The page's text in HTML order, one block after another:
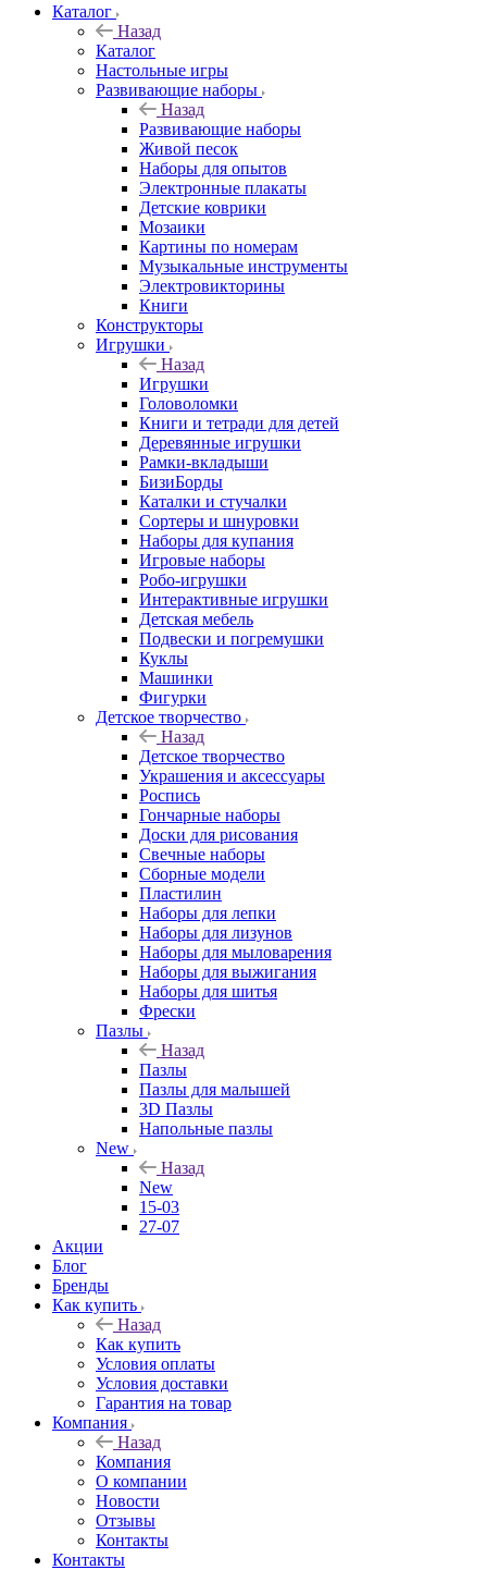
Каталог
Назад
Каталог
Настольные игры
Развивающие наборы
Назад
Развивающие наборы
Живой песок
Наборы для опытов
Электронные плакаты
Детские коврики
Мозаики
Картины по номерам
Музыкальные инструменты
Электровикторины
Книги
Конструкторы
Игрушки
Назад
Игрушки
Головоломки
Книги и тетради для детей
Деревянные игрушки
Рамки-вкладыши
БизиБорды
Каталки и стучалки
Сортеры и шнуровки
Наборы для купания
Игровые наборы
Робо-игрушки
Интерактивные игрушки
Детская мебель
Подвески и погремушки
Куклы
Машинки
Фигурки
Детское творчество
Назад
Детское творчество
Украшения и аксессуары
Роспись
Гончарные наборы
Доски для рисования
Свечные наборы
Сборные модели
Пластилин
Наборы для лепки
Наборы для лизунов
Наборы для мыловарения
Наборы для выжигания
Наборы для шитья
Фрески
Пазлы
Назад
Пазлы
Пазлы для малышей
3D Пазлы
Напольные пазлы
New
Назад
New
15-03
27-07
Акции
Блог
Бренды
Как купить
Назад
Как купить
Условия оплаты
Условия доставки
Гарантия на товар
Компания
Назад
Компания
О компании
Новости
Отзывы
Контакты
Контакты